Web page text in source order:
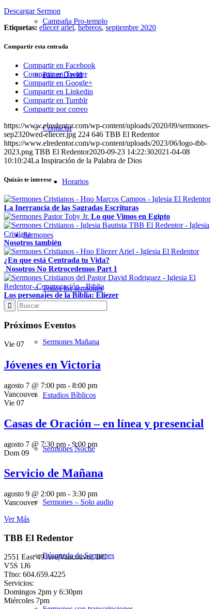
Campaña Pro-templo
Pastor David
Contactar
Horarios
Sermones
Todos los sermones
Sermones Mañana
Estudios Bíblicos
Sermones Noche
Sermones – Solo audio
Búsqueda de Sermones
Descargar Sermon
Etiquetas: eliecer ariel,hebreos,septiembre 2020
Compartir esta entrada
Compartir en Facebook
Compartir en Twitter
Compartir en Google+
Compartir en Linkedin
Compartir en Tumblr
Compartir por correo
https://www.elredentor.com/wp-content/uploads/2020/09/sermones-
sep2320wed-eliecer.jpg 224 646 TBB El Redentor
https://www.elredentor.com/wp-content/uploads/2023/06/logo-tbb-
2023.png TBB El Redentor2020-09-23 14:22:302021-04-08
10:10:24La Inspiración de la Palabra de Dios
Quizás te interese
La Inerrancia de las Sagradas Escrituras
Lo que Vimos en Egipto
Nosotros también
¿En que está Centrada tu Vida?
Nosotros No Retrocedemos Part 1
Los personajes de la Biblia: Eliezer
Próximos Eventos
Vie 07
Jóvenes en Victoria
agosto 7 @ 7:00 pm - 8:00 pm
Vancouver
Vie 07
Casas de Oración – en línea y presencial
agosto 7 @ 7:30 pm - 9:00 pm
Dom 09
Servicio de Mañana
agosto 9 @ 2:00 pm - 3:30 pm
Vancouver
Ver Más
TBB El Redentor
2551 East 49 Ave|Vancouver, BC
V5S 1J6
Tfno: 604.659.4225
Servicios:
Domingos 2pm y 6:30pm
Miércoles 7pm